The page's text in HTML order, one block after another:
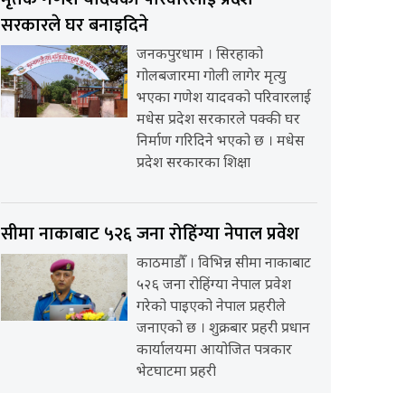
सरकारले घर बनाइदिने
जनकपुरधाम । सिरहाको
गोलबजारमा गोली लागेर मृत्यु
भएका गणेश यादवको परिवारलाई
मधेस प्रदेश सरकारले पक्की घर
निर्माण गरिदिने भएको छ । मधेस
प्रदेश सरकारका शिक्षा
सीमा नाकाबाट ५२६ जना रोहिंग्या नेपाल प्रवेश
काठमाडौँ । विभिन्न सीमा नाकाबाट
५२६ जना रोहिंग्या नेपाल प्रवेश
गरेको पाइएको नेपाल प्रहरीले
जनाएको छ । शुक्रबार प्रहरी प्रधान
कार्यालयमा आयोजित पत्रकार
भेटघाटमा प्रहरी